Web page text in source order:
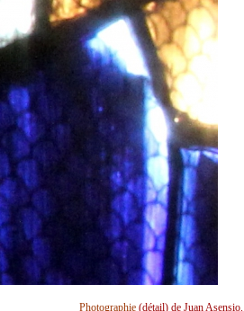
Photographie(détail) de Juan Asensio.